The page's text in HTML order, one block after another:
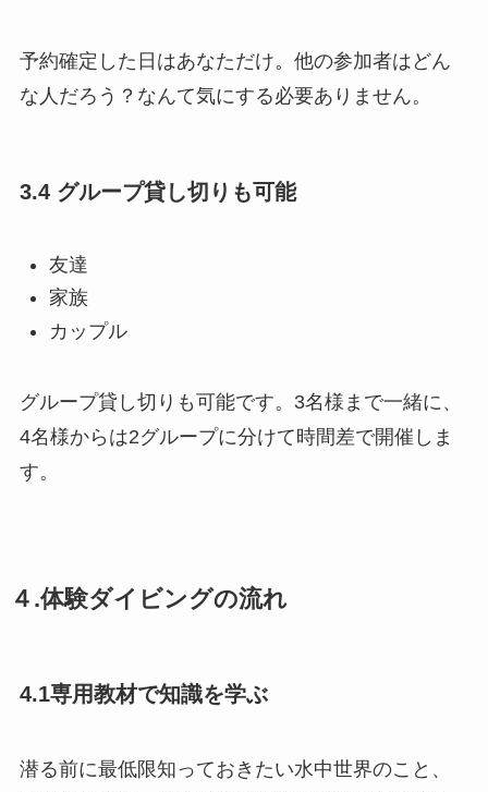
予約確定した日はあなただけ。他の参加者はどん
な人だろう？なんて気にする必要ありません。
3.4 グループ貸し切りも可能
友達
家族
カップル
グループ貸し切りも可能です。3名様まで一緒に、
4名様からは2グループに分けて時間差で開催しま
す。
４.体験ダイビングの流れ
4.1専用教材で知識を学ぶ
潜る前に最低限知っておきたい水中世界のこと、